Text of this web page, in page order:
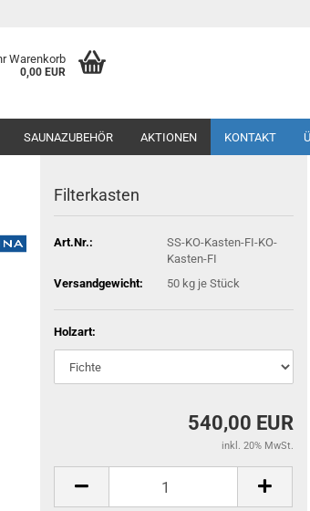
Warenkorb
0,00 EUR
SAUNAZUBEHÖR AKTIONEN KONTAKT
Filterkasten
Art.Nr.:
SS-KO-Kasten-FI-KO-
Kasten-FI
Versandgewicht:
50 kg je Stück
Holzart:
540,00 EUR
inkl. 20% MwSt.